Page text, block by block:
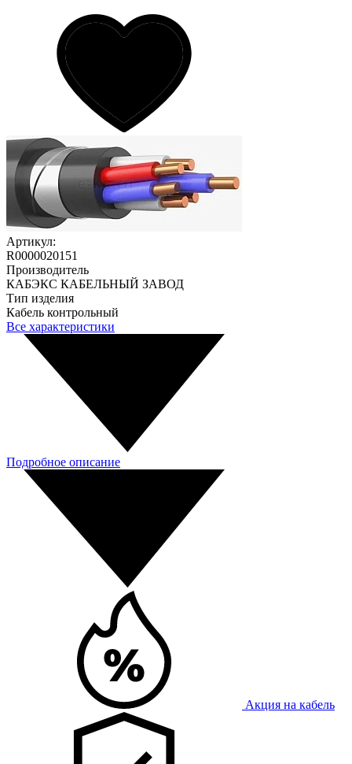
Артикул:
R0000020151
Производитель
КАБЭКС КАБЕЛЬНЫЙ ЗАВОД
Тип изделия
Кабель контрольный
Все характеристики
Подробное описание
Акция на кабель